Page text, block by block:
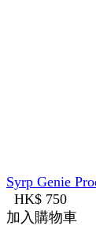
Syrp Genie
HK$ 750
加入購物車